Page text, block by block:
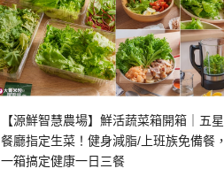
【源鮮智慧農場】鮮活蔬菜箱開箱｜五星
餐廳指定生菜！健身減脂/上班族免備餐，
一箱搞定健康一日三餐